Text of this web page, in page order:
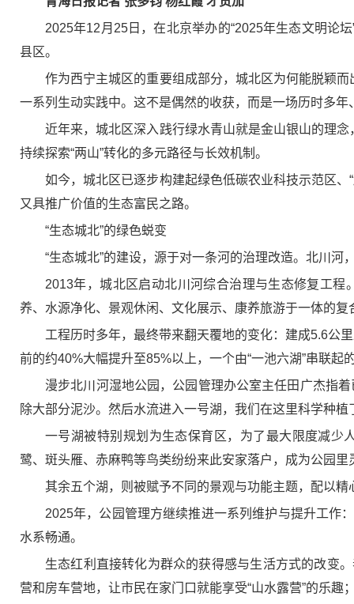
2025年12月25日，在北京举办的“2025年生态文明论
县区。
作为西宁主城区的重要组成部分，城北区为何能脱颖
一系列生动实践中。这不是偶然的收获，而是一场历时多年
近年来，城北区深入践行绿水青山就是金山银山的理
持续探索“两山”转化的多元路径与长效机制。
如今，城北区已逐步构建起绿色低碳农业科技示范区
又具推广价值的生态富民之路。
“生态城北”的绿色蜕变
“生态城北”的建设，源于对一条河的治理改造。北川
2013年，城北区启动北川河综合治理与生态修复工
养、水源净化、景观休闲、文化展示、康养旅游于一体的复
工程历时多年，最终带来翻天覆地的变化：建成5.6公
前的约40%大幅提升至85%以上，一个由“一池六湖”串联
漫步北川河湿地公园，公园管理办公室主任田广杰指
除大部分泥沙。然后水流进入一号湖，我们在这里科学种
一号湖被特别规划为生态保育区，为了最大限度减少
鹭、斑头雁、赤麻鸭等鸟类纷纷来此安家落户，成为公园里
其余五个湖，则被赋予不同的景观与功能主题，配以
2025年，公园管理方继续推进一系列维护与提升工作
水系畅通。
生态红利直接转化为群众的获得感与生活方式的改变
营和房车营地，让市民在家门口就能享受“山水露营”的乐